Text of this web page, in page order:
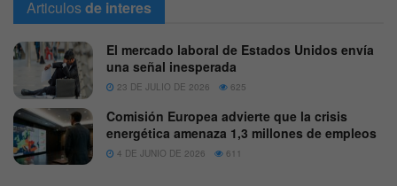
Articulosde interes
El mercado laboral de Estados Unidos envía
una señal inesperada
23 DE JULIO DE 2026 625
Comisión Europea advierte que la crisis
energética amenaza 1,3 millones de empleos
4 DE JUNIO DE 2026 611